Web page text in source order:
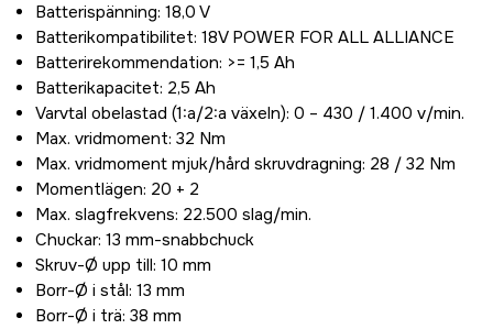
Batterispänning: 18,0 V
Batterikompatibilitet: 18V POWER FOR ALL ALLIANCE
Batterirekommendation: >= 1,5 Ah
Batterikapacitet: 2,5 Ah
Varvtal obelastad (1:a/2:a växeln): 0 – 430 / 1.400 v/min.
Max. vridmoment: 32 Nm
Max. vridmoment mjuk/hård skruvdragning: 28 / 32 Nm
Momentlägen: 20 + 2
Max. slagfrekvens: 22.500 slag/min.
Chuckar: 13 mm-snabbchuck
Skruv-Ø upp till: 10 mm
Borr-Ø i stål: 13 mm
Borr-Ø i trä: 38 mm